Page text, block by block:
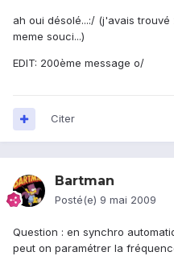
ah oui désolé...:/ (j'avais
meme souci...)
EDIT: 200ème message o/
Citer
Bartman
Posté(e) 9 mai 2009
Question : en synchro
peut on paramétrer la